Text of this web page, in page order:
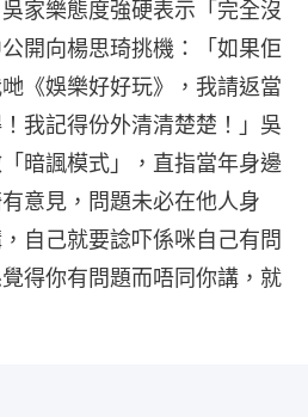
家樂態度強硬表示「完全沒
開向楊思琦挑機：「如果佢
《娛樂好好玩》，我請返當
我記得份外清清楚楚！」吳
暗諷模式」，直指當年身邊
意見，問題未必在他人身
自己就要諗吓係咪自己有問
得你有問題而唔同你講，就